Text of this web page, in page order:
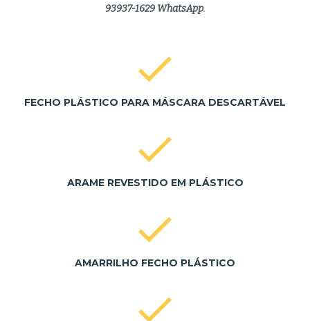
93937-1629 WhatsApp.
FECHO PLÁSTICO PARA MÁSCARA DESCARTÁVEL
ARAME REVESTIDO EM PLÁSTICO
AMARRILHO FECHO PLÁSTICO